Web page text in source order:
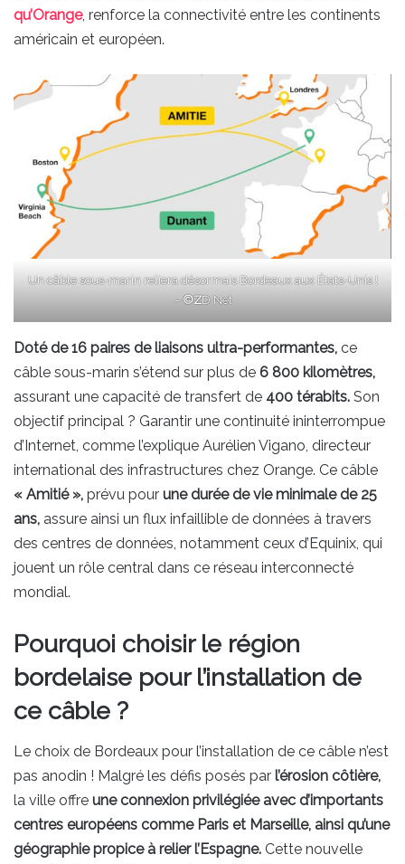
qu’Orange, renforce la connectivité entre les continents
américain et européen.
Un câble sous-marin reliera désormais Bordeaux aux États-Unis !
– ©ZD Net
Doté de 16 paires de liaisons ultra-performantes, ce
câble sous-marin s’étend sur plus de 6 800 kilomètres,
assurant une capacité de transfert de 400 térabits. Son
objectif principal ? Garantir une continuité ininterrompue
d’Internet, comme l’explique Aurélien Vigano, directeur
international des infrastructures chez Orange. Ce câble
« Amitié », prévu pour une durée de vie minimale de 25
ans, assure ainsi un flux infaillible de données à travers
des centres de données, notamment ceux d’Equinix, qui
jouent un rôle central dans ce réseau interconnecté
mondial.
Pourquoi choisir le région
bordelaise pour l’installation de
ce câble ?
Le choix de Bordeaux pour l’installation de ce câble n’est
pas anodin ! Malgré les défis posés par l’érosion côtière,
la ville offre une connexion privilégiée avec d’importants
centres européens comme Paris et Marseille, ainsi qu’une
géographie propice à relier l’Espagne. Cette nouvelle